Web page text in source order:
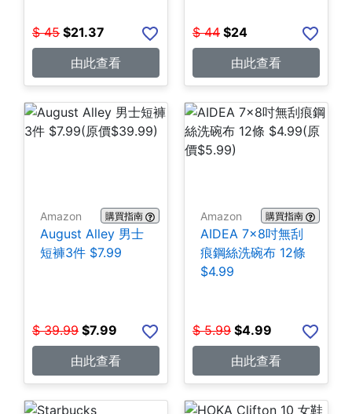
$ 45 $21.37
由此查看
$ 44 $24
由此查看
Amazon 購買指南
August Alley 男士
短褲3件 $7.99
$ 39.99 $7.99
由此查看
Amazon 購買指南
AIDEA 7×8吋無刮
痕鋼絲洗碗布 12條
$4.99
$ 5.99 $4.99
由此查看